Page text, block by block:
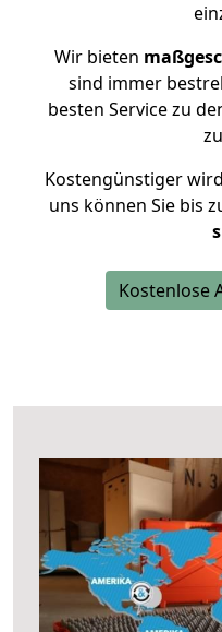
Wir bieten
sind immer
besten Service zu
Kostengünstiger
uns können Sie bis
Kostenlose